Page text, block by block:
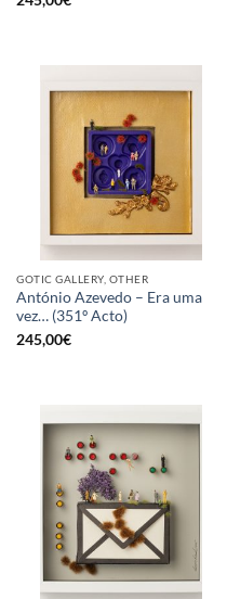
GOTIC GALLERY, OTHER
António Azevedo – Era uma
vez… (351º Acto)
245,00€